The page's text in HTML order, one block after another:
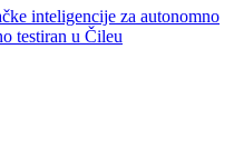
inteligencije za autonomno
testiran u Čileu